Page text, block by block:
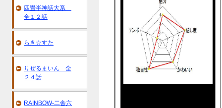
四畳半神話大系
全１２話
らき☆すた
りぜるまいん 全
２４話
RAINBOW-二舎六